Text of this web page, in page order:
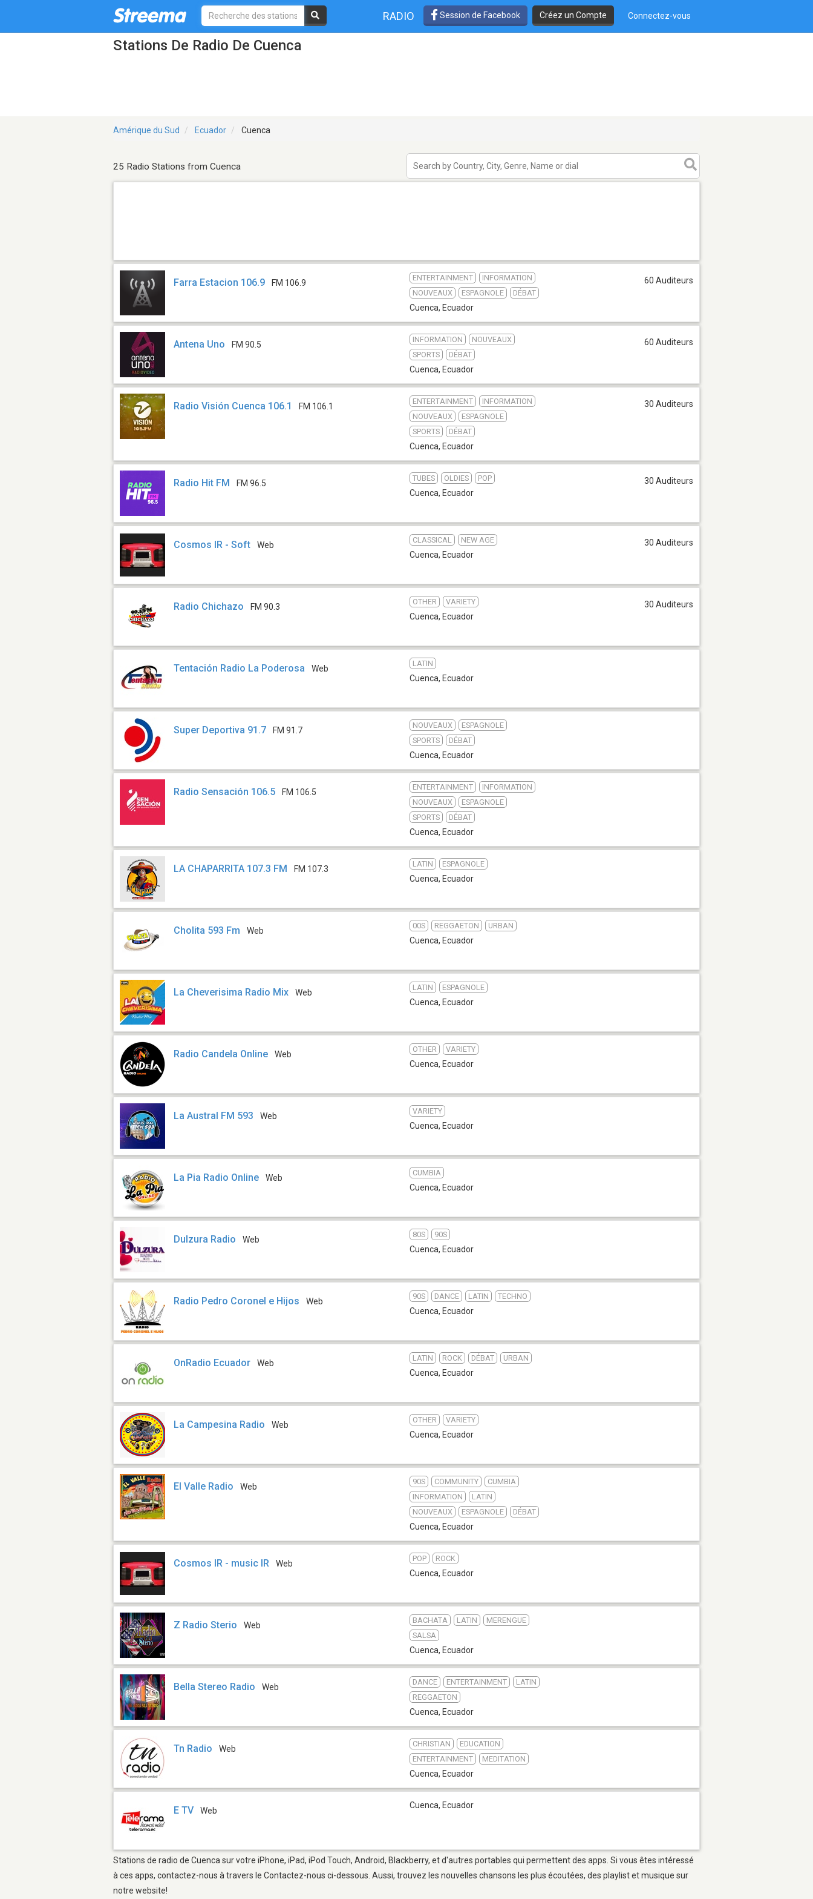
RADIO Session de Facebook Créez un Compte Connectez-vous
Stations De Radio De Cuenca
Amérique du Sud Ecuador Cuenca
25 Radio Stations from Cuenca
Farra Estacion 106.9 FM 106.9
ENTERTAINMENT
INFORMATION
NOUVEAUX
ESPAGNOLE DÉBAT
Cuenca, Ecuador
60 Auditeurs
Antena Uno FM 90.5
INFORMATION
NOUVEAUX
SPORTS
DÉBAT
Cuenca, Ecuador
60 Auditeurs
Radio Visión Cuenca 106.1 FM 106.1
ENTERTAINMENT
INFORMATION
NOUVEAUX
ESPAGNOLE
SPORTS
DÉBAT
Cuenca, Ecuador
30 Auditeurs
Radio Hit FM FM 96.5
TUBES OLDIES POP
Cuenca, Ecuador
30 Auditeurs
Cosmos IR - Soft Web
CLASSICAL NEW AGE
Cuenca, Ecuador
30 Auditeurs
Radio Chichazo FM 90.3
OTHER VARIETY
Cuenca, Ecuador
30 Auditeurs
Tentación Radio La Poderosa Web
LATIN
Cuenca, Ecuador
Super Deportiva 91.7 FM 91.7
NOUVEAUX
ESPAGNOLE
SPORTS
DÉBAT
Cuenca, Ecuador
Radio Sensación 106.5 FM 106.5
ENTERTAINMENT
INFORMATION
NOUVEAUX
ESPAGNOLE
SPORTS
DÉBAT
Cuenca, Ecuador
LA CHAPARRITA 107.3 FM FM 107.3
LATIN ESPAGNOLE
Cuenca, Ecuador
Cholita 593 Fm Web
00S REGGAETON URBAN
Cuenca, Ecuador
La Cheverisima Radio Mix Web
LATIN ESPAGNOLE
Cuenca, Ecuador
Radio Candela Online Web
OTHER VARIETY
Cuenca, Ecuador
La Austral FM 593 Web
VARIETY
Cuenca, Ecuador
La Pia Radio Online Web
CUMBIA
Cuenca, Ecuador
Dulzura Radio Web
80S 90S
Cuenca, Ecuador
Radio Pedro Coronel e Hijos Web
90S DANCE LATIN TECHNO
Cuenca, Ecuador
OnRadio Ecuador Web
LATIN ROCK DÉBAT URBAN
Cuenca, Ecuador
La Campesina Radio Web
OTHER VARIETY
Cuenca, Ecuador
El Valle Radio Web
90S COMMUNITY
CUMBIA
INFORMATION
LATIN
NOUVEAUX
ESPAGNOLE DÉBAT
Cuenca, Ecuador
Cosmos IR - music IR Web
POP ROCK
Cuenca, Ecuador
Z Radio Sterio Web
BACHATA LATIN
MERENGUE
SALSA
Cuenca, Ecuador
Bella Stereo Radio Web
DANCE ENTERTAINMENT
LATIN
REGGAETON
Cuenca, Ecuador
Tn Radio Web
CHRISTIAN
EDUCATION
ENTERTAINMENT
MEDITATION
Cuenca, Ecuador
E TV Web
Cuenca, Ecuador
Stations de radio de Cuenca sur votre iPhone, iPad, iPod Touch, Android, Blackberry, et d'autres portables qui permettent des apps. Si vous êtes intéressé
à ces apps, contactez-nous à travers le Contactez-nous ci-dessous. Aussi, trouvez les nouvelles chansons les plus écoutées, des playlist et musique sur
notre website!